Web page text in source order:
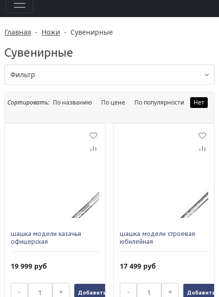
Главная - Ножи - Сувенирные
Сувенирные
Фильтр
Сортировать: По названию По цене По популярности Нет
шашка модели казачья
офицерская
19 999 руб
- + Добавить в заказ
шашка модели строевая
юбилейная
17 499 руб
- + Добавить